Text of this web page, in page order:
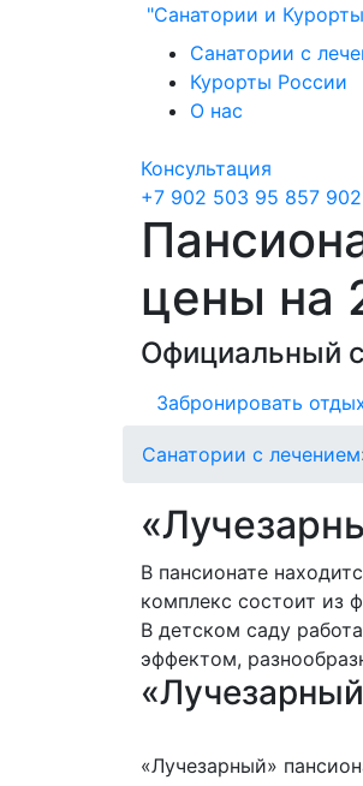
"Санатории и
Санатории с
Курорты России
О нас
Консультация
+7 902 503 95 857
цены на
Официальный
Забронировать
Санатории с лечением
В пансионате
комплекс состоит из
В детском саду
эффектом,
«Лучезарный»